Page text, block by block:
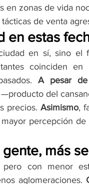
en zonas de vida
de venta
en estas
en sí, sino el
coinciden en
A pesar
del
precios. Asimismo,
percepción
más
con menor
aglomeraciones.